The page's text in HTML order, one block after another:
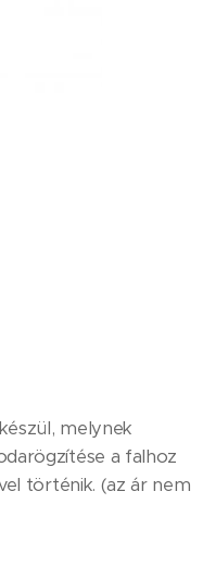
melynek
a falhoz
történik. (az ár nem